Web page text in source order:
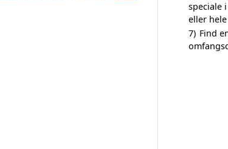
speciale
eller
7) Find